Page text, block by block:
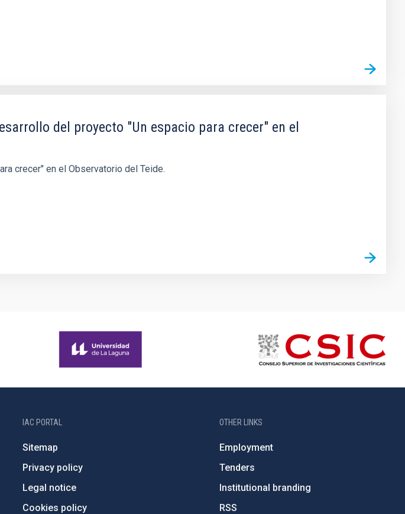
del proyecto "Un espacio para crecer" en el
crecer" en el Observatorio del Teide.
IAC PORTAL
Sitemap
Privacy policy
Legal notice
Cookies policy
OTHER LINKS
Employment
Tenders
Institutional branding
RSS